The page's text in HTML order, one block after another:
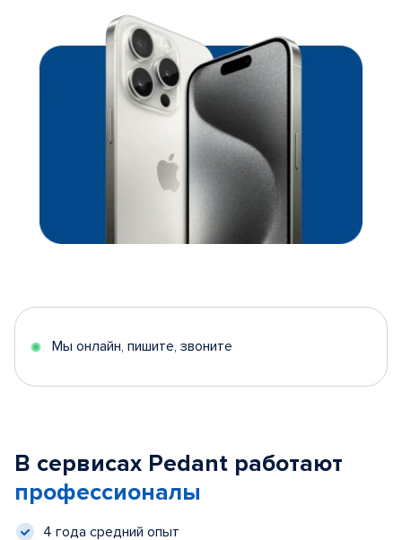
Мы онлайн, пишите, звоните
В сервисах Pedant работают
профессионалы
4 года средний опыт